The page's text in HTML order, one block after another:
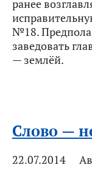
ранее
№18.
заведовать
— землёй.
Слово —
22.07.2014